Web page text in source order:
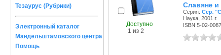
Тезаурус (Рубрики)
Электронный каталог
Мандельштамовского центра
Помощь
Доступно
1 из 2
Славяне
Серия: Сер.
Наука, 2001 г.
ISBN 5-02-